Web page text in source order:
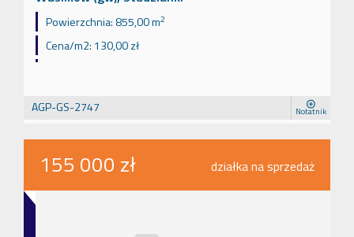
Powierzchnia: 855,00 m2
Cena/m2: 130,00 zł
AGP-GS-2747 Notatnik
155 000 zł działka na sprzedaż